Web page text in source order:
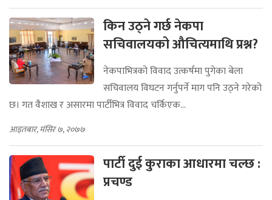
किन उठ्ने गर्छ नेकपा
सचिवालयको औचित्यमाथि प्रश्न?
नेकपाभित्रको विवाद उत्कर्षमा पुगेका बेला
सचिवालय विघटन गर्नुपर्ने माग पनि उठ्ने गरेको
छ। गत वैशाख र असारमा पार्टीभित्र विवाद चर्किएक...
आइतबार, मंसिर ७, २०७७
पार्टी दुई कुराका आधारमा चल्छ :
प्रचण्ड